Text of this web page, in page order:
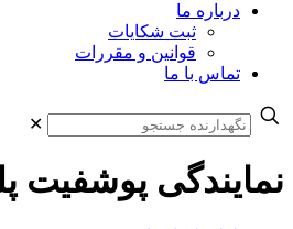
درباره ما
ثبت شکایات
قوانین و مقررات
تماس با ما
✕
نمایندگی پوشفیت